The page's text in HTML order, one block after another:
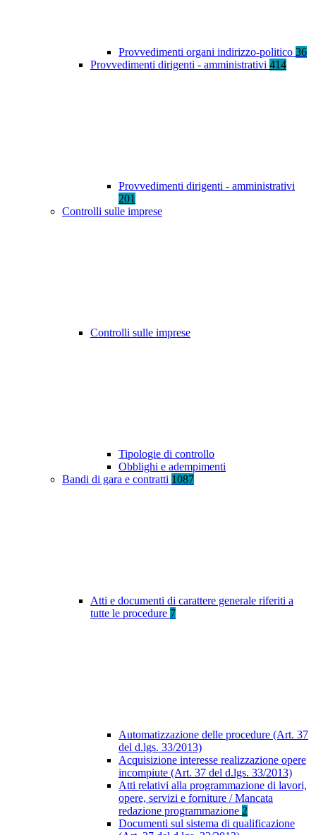
Provvedimenti organi indirizzo-politico 36
Provvedimenti dirigenti - amministrativi 414
Provvedimenti dirigenti - amministrativi
201
Controlli sulle imprese
Controlli sulle imprese
Tipologie di controllo
Obblighi e adempimenti
Bandi di gara e contratti 1087
Atti e documenti di carattere generale riferiti a
tutte le procedure 7
Automatizzazione delle procedure (Art. 37
del d.lgs. 33/2013)
Acquisizione interesse realizzazione opere
incompiute (Art. 37 del d.lgs. 33/2013)
Atti relativi alla programmazione di lavori,
opere, servizi e forniture / Mancata
redazione programmazione 2
Documenti sul sistema di qualificazione